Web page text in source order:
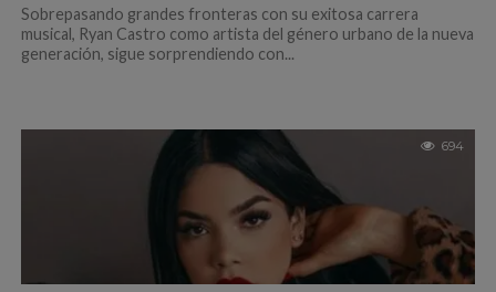
Sobrepasando grandes fronteras con su exitosa carrera
musical, Ryan Castro como artista del género urbano de la nueva
generación, sigue sorprendiendo con...
694